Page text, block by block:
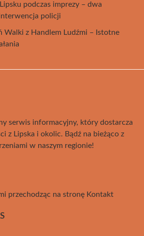
podczas imprezy – dwa
policji
Walki z Handlem Ludźmi – Istotne
serwis informacyjny, który dostarcza
z Lipska i okolic. Bądź na bieżąco z
w naszym regionie!
przechodząc na stronę Kontakt